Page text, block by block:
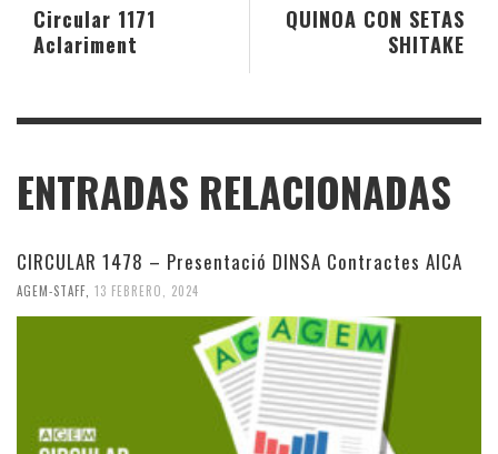
QUINOA CON SETAS
SHITAKE
Circular 1171
Aclariment
ENTRADAS RELACIONADAS
CIRCULAR 1478 – Presentació DINSA Contractes AICA
AGEM-STAFF 13 FEBRERO, 2024